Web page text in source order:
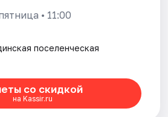
• 11:00
поселенческая
со скидкой
на Kassir.ru